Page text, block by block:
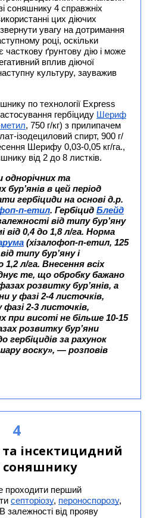
соняшнику 4 справжніх
цих діючих
увагу на дотримання
році, оскільки
часткову ґрунтову дію і може
вплив діючої
культуру, зауважив
по технології Express
гербіциду Шериф
, 750 г/кг) з прилипачем
ізодециловий спирт, 900 г/
Шерифу 0,03-0,05 кг/га.,
від 2 до 8 листків.
та
бур’янів в цей період
гербіциди на основі д.р.
п-етил. Гербіцид Блейд
від типу бур’яну
0,4 до 1,8 л/га. Норма
(хізалофоп-п-етил, 125
типу бур’яну і
1,2 л/га. Внесення всіх
те, що обробку бажано
розвитку бур’янів, а
у фазі 2-4 листочків,
фазі 2-3 листочків,
при висоті не більше 10-15
розвитку бур’яни
за рахунок
воску», — розповів
4
інсектицидний
соняшнику
проходити перший
септоріозу, пероноспорозу,
залежності від прояву